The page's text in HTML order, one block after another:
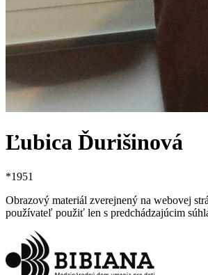
Ľubica Ďurišinová
*1951
Obrazový materiál zverejnený na webovej
používateľ použiť len s predchádzajúcim